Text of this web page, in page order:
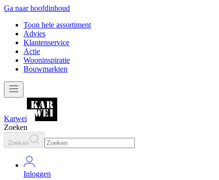
Ga naar hoofdinhoud
Toon hele assortiment
Advies
Klantenservice
Actie
Wooninspiratie
Bouwmarkten
Karwei
Zoeken
Zoeken
Inloggen